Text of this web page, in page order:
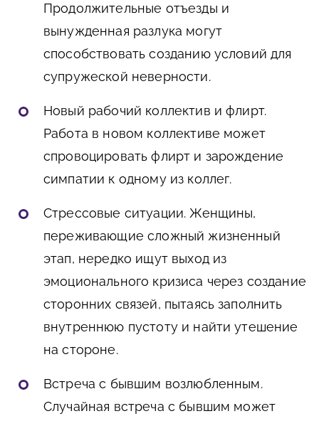
Продолжительные отъезды и
вынужденная разлука могут
способствовать созданию условий для
супружеской неверности.
Новый рабочий коллектив и флирт.
Работа в новом коллективе может
спровоцировать флирт и зарождение
симпатии к одному из коллег.
Стрессовые ситуации. Женщины,
переживающие сложный жизненный
этап, нередко ищут выход из
эмоционального кризиса через создание
сторонних связей, пытаясь заполнить
внутреннюю пустоту и найти утешение
на стороне.
Встреча с бывшим возлюбленным.
Случайная встреча с бывшим может